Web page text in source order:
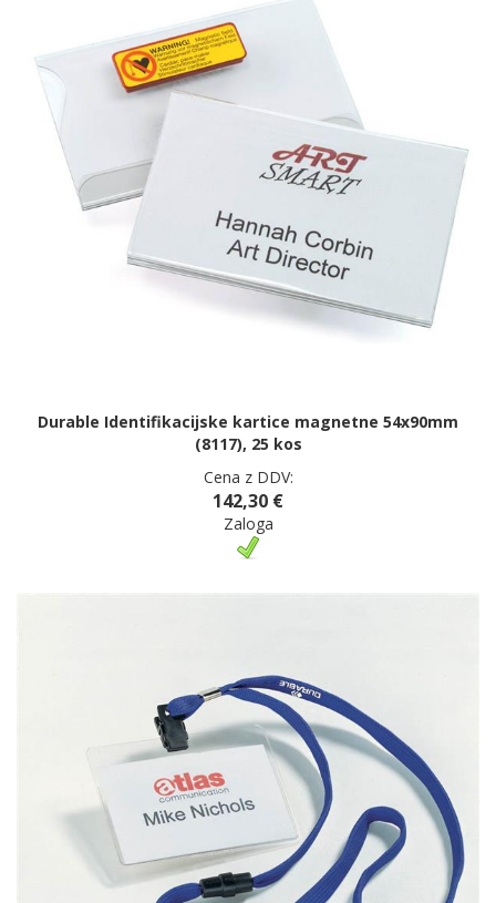
Durable Identifikacijske kartice magnetne 54x90mm
(8117), 25 kos
Cena z DDV:
142,30 €
Zaloga